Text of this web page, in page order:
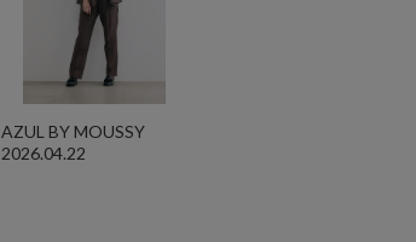
2026.04.22
AZUL BY MOUSSY